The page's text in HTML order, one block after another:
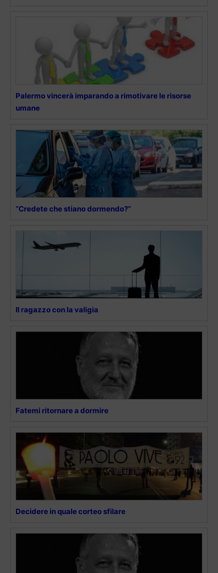
Palermo vincerà imparando a rimotivare le risorse
umane
“Credete che stiano dormendo?”
Il ragazzo con la valigia
Fatemi ritornare a dormire
Decidere in quale corteo sfilare